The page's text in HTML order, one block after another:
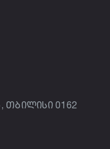
თბილისი 0162